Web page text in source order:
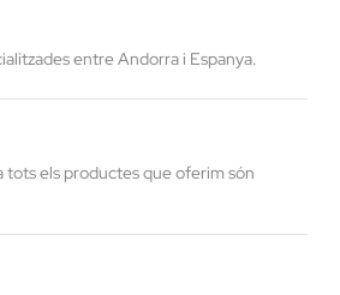
entre Andorra i Espanya.
tots els productes que oferim són